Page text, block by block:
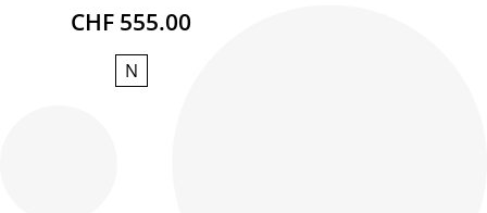
CHF 555.00
N